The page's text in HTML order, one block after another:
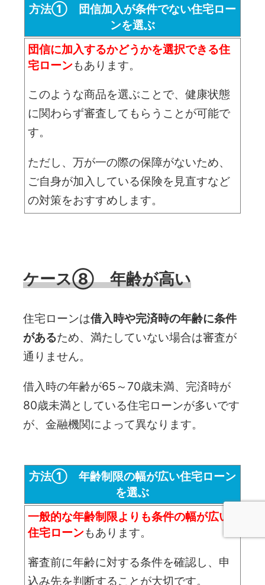
方法① 団信加入が条件でない住宅ロー
ンを選ぶ
団信に加入するかどうかを選択できる住
宅ローンもあります。
このような商品を選ぶことで、健康状態
に関わらず審査してもらうことが可能で
す。
ただし、万が一の際の保障がないため、
ご自身が加入している保険を見直すなど
の対策をおすすめします。
ケース⑧ 年齢が高い
住宅ローンは借入時や完済時の年齢に条件
があるため、満たしていない場合は審査が
通りません。
借入時の年齢が65～70歳未満、完済時が
80歳未満としている住宅ローンが多いです
が、金融機関によって異なります。
方法① 年齢制限の幅が広い住宅ローン
を選ぶ
一般的な年齢制限よりも条件の幅が広い
住宅ローンもあります。
審査前に年齢に対する条件を確認し、申
込み先を判断することが大切です。
電話問合せ LINE問合せ WEB問合せ